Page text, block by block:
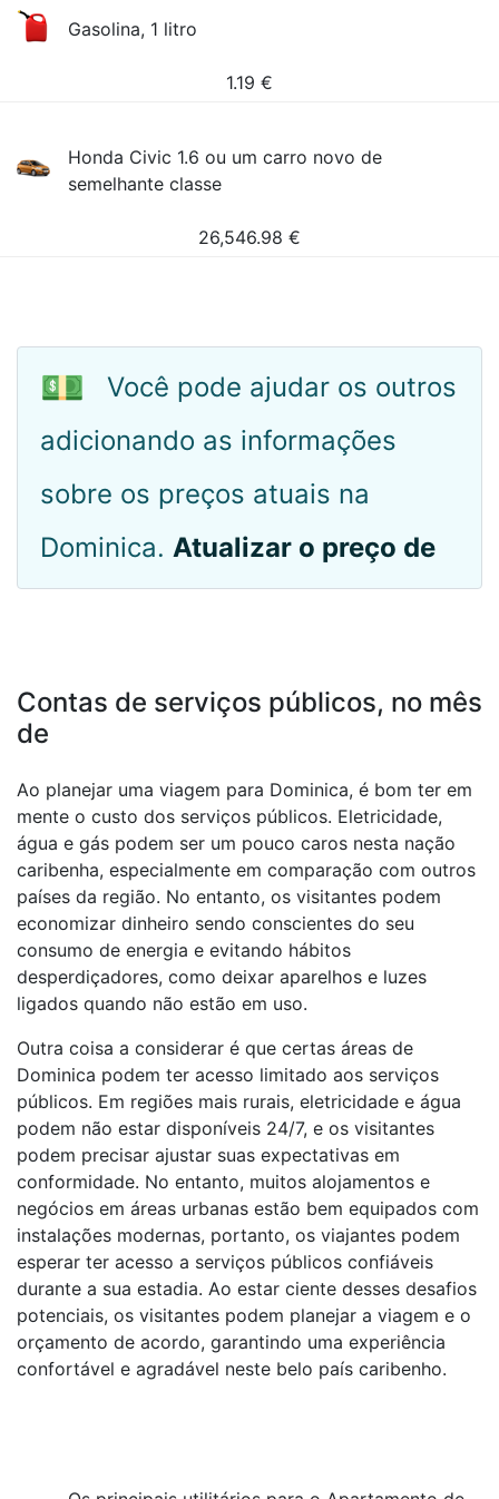
Gasolina, 1 litro
1.19 €
Honda Civic 1.6 ou um carro novo de
semelhante classe
26,546.98 €
💵
Você pode ajudar os outros
adicionando as informações
sobre os preços atuais na
Dominica. Atualizar o preço de
Contas de serviços públicos, no mês
de
Ao planejar uma viagem para Dominica, é bom ter em
mente o custo dos serviços públicos. Eletricidade,
água e gás podem ser um pouco caros nesta nação
caribenha, especialmente em comparação com outros
países da região. No entanto, os visitantes podem
economizar dinheiro sendo conscientes do seu
consumo de energia e evitando hábitos
desperdiçadores, como deixar aparelhos e luzes
ligados quando não estão em uso.
Outra coisa a considerar é que certas áreas de
Dominica podem ter acesso limitado aos serviços
públicos. Em regiões mais rurais, eletricidade e água
podem não estar disponíveis 24/7, e os visitantes
podem precisar ajustar suas expectativas em
conformidade. No entanto, muitos alojamentos e
negócios em áreas urbanas estão bem equipados com
instalações modernas, portanto, os viajantes podem
esperar ter acesso a serviços públicos confiáveis
durante a sua estadia. Ao estar ciente desses desafios
potenciais, os visitantes podem planejar a viagem e o
orçamento de acordo, garantindo uma experiência
confortável e agradável neste belo país caribenho.